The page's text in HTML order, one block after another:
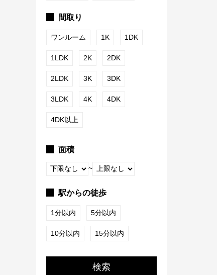
間取り
ワンルーム 1K 1DK
1LDK 2K 2DK
2LDK 3K 3DK
3LDK 4K 4DK
4DK以上
面積
~
駅からの徒歩
1分以内 5分以内
10分以内 15分以内
検索